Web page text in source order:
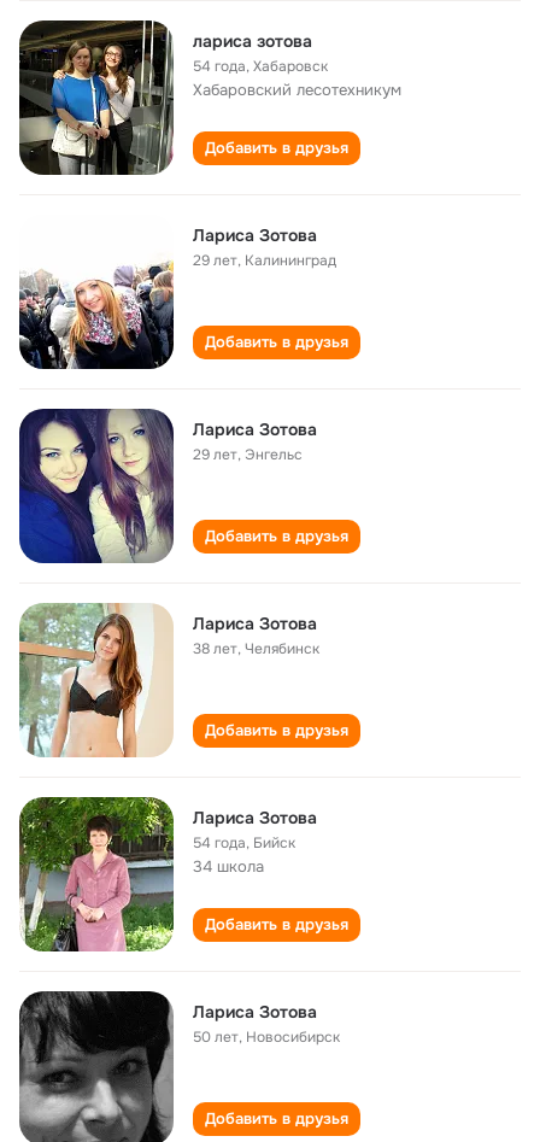
лариса зотова
54 года,Хабаровск
Хабаровский лесотехникум
Добавить в друзья
Лариса Зотова
29 лет, Калининград
Добавить в друзья
Лариса Зотова
29 лет, Энгельс
Добавить в друзья
Лариса Зотова
38 лет,Челябинск
Добавить в друзья
Лариса Зотова
54 года, Бийск
34 школа
Добавить в друзья
Лариса Зотова
50 лет, Новосибирск
Добавить в друзья